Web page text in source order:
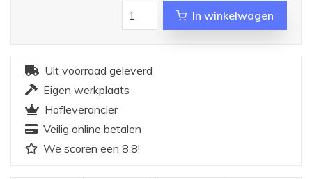
In winkelwagen
Uit voorraad geleverd
Eigen werkplaats
Hofleverancier
Veilig online betalen
We scoren een 8.8!